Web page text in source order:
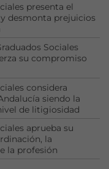
presenta el
desmonta prejuicios
Sociales
su compromiso
considera
siendo la
de litigiosidad
aprueba su
la
la profesión
que
la
que
la
estructura